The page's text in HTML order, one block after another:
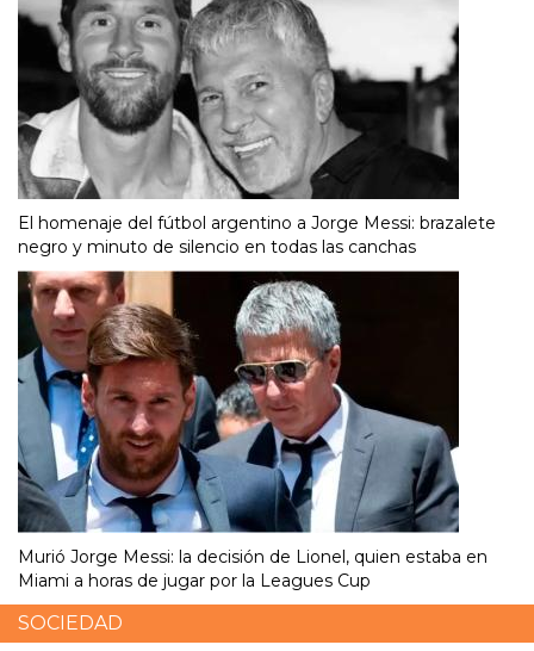
El homenaje del fútbol argentino a Jorge Messi: brazalete
negro y minuto de silencio en todas las canchas
Murió Jorge Messi: la decisión de Lionel, quien estaba en
Miami a horas de jugar por la Leagues Cup
SOCIEDAD